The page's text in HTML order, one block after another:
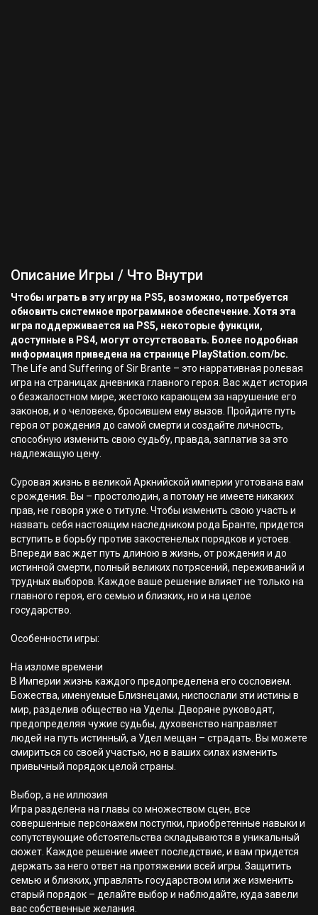
Описание Игры / Что Внутри
Чтобы играть в эту игру на PS5, возможно, потребуется
обновить системное программное обеспечение. Хотя эта
игра поддерживается на PS5, некоторые функции,
доступные в PS4, могут отсутствовать. Более подробная
информация приведена на странице PlayStation.com/bc.
The Life and Suffering of Sir Brante – это нарративная ролевая
игра на страницах дневника главного героя. Вас ждет история
о безжалостном мире, жестоко карающем за нарушение его
законов, и о человеке, бросившем ему вызов. Пройдите путь
героя от рождения до самой смерти и создайте личность,
способную изменить свою судьбу, правда, заплатив за это
надлежащую цену.
Суровая жизнь в великой Аркнийской империи уготована вам
с рождения. Вы – простолюдин, а потому не имеете никаких
прав, не говоря уже о титуле. Чтобы изменить свою участь и
назвать себя настоящим наследником рода Бранте, придется
вступить в борьбу против закостенелых порядков и устоев.
Впереди вас ждет путь длиною в жизнь, от рождения и до
истинной смерти, полный великих потрясений, переживаний и
трудных выборов. Каждое ваше решение влияет не только на
главного героя, его семью и близких, но и на целое
государство.
Особенности игры:
На изломе времени
В Империи жизнь каждого предопределена его сословием.
Божества, именуемые Близнецами, ниспослали эти истины в
мир, разделив общество на Уделы. Дворяне руководят,
предопределяя чужие судьбы, духовенство направляет
людей на путь истинный, а Удел мещан – страдать. Вы можете
смириться со своей участью, но в ваших силах изменить
привычный порядок целой страны.
Выбор, а не иллюзия
Игра разделена на главы со множеством сцен, все
совершенные персонажем поступки, приобретенные навыки и
сопутствующие обстоятельства складываются в уникальный
сюжет. Каждое решение имеет последствие, и вам придется
держать за него ответ на протяжении всей игры. Защитить
семью и близких, управлять государством или же изменить
старый порядок – делайте выбор и наблюдайте, куда завели
вас собственные желания.